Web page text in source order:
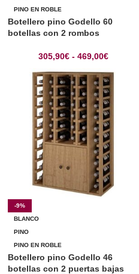
PINO EN ROBLE
Botellero pino Godello 60
botellas con 2 rombos
305,90€ - 469,00€
-9%
BLANCO
PINO
PINO EN ROBLE
Botellero pino Godello 46
botellas con 2 puertas bajas